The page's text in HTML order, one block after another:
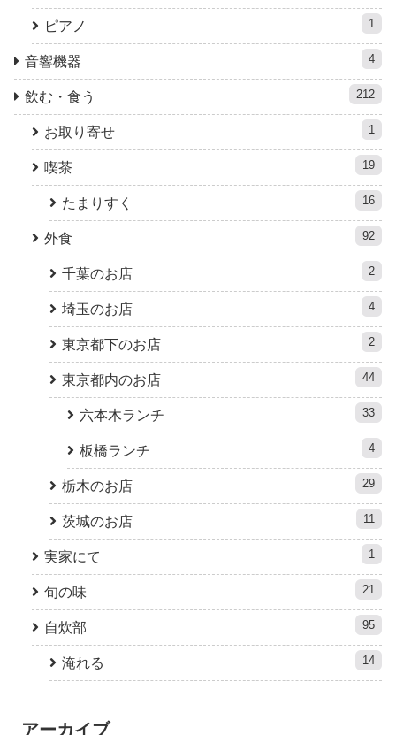
ピアノ 1
音響機器 4
飲む・食う 212
お取り寄せ 1
喫茶 19
たまりすく 16
外食 92
千葉のお店 2
埼玉のお店 4
東京都下のお店 2
東京都内のお店 44
六本木ランチ 33
板橋ランチ 4
栃木のお店 29
茨城のお店 11
実家にて 1
旬の味 21
自炊部 95
淹れる 14
アーカイブ